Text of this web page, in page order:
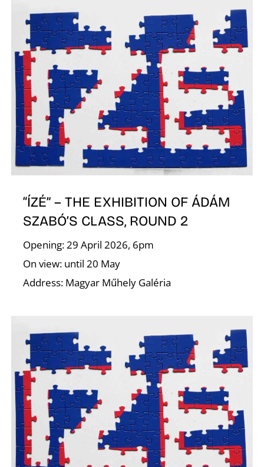
“ÍZÉ” – THE EXHIBITION OF ÁDÁM
SZABÓ’S CLASS, ROUND 2
Opening: 29 April 2026, 6pm
On view: until 20 May
Address: Magyar Műhely Galéria